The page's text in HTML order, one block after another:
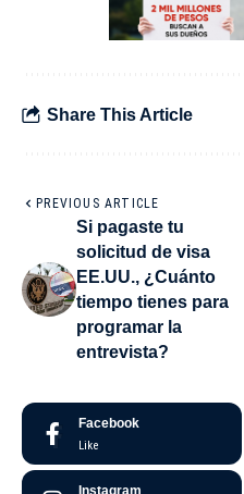
Share This Article
PREVIOUS ARTICLE
Si pagaste tu
solicitud de visa
EE.UU., ¿Cuánto
tiempo tienes para
programar la
entrevista?
Facebook
Like
Instagram